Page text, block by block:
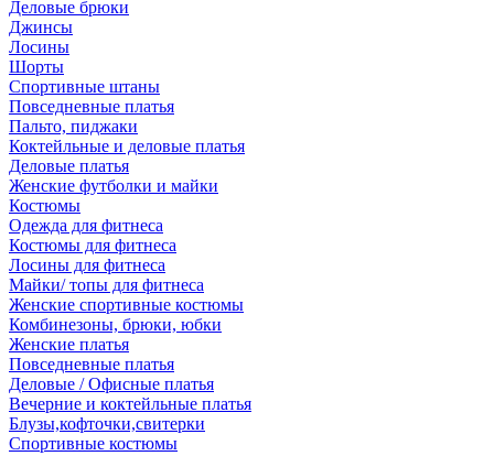
Деловые брюки
Джинсы
Лосины
Шорты
Спортивные штаны
Повседневные платья
Пальто, пиджаки
Коктейльные и деловые платья
Деловые платья
Женские футболки и майки
Костюмы
Одежда для фитнеса
Костюмы для фитнеса
Лосины для фитнеса
Майки/ топы для фитнеса
Женские спортивные костюмы
Комбинезоны, брюки, юбки
Женские платья
Повседневные платья
Деловые / Офисные платья
Вечерние и коктейльные платья
Блузы,кофточки,свитерки
Спортивные костюмы